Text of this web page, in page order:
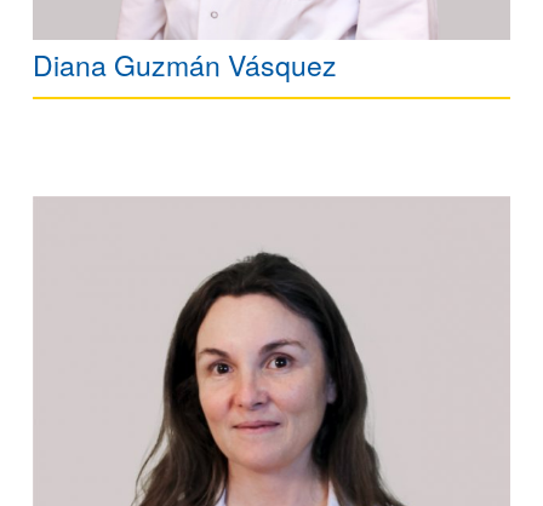
Diana Guzmán Vásquez